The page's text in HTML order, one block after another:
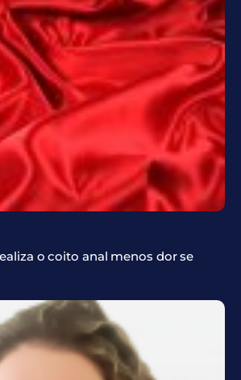
o coito anal menos dor se